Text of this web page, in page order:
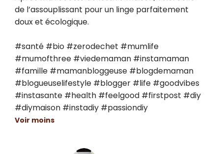
de l’assouplissant pour un linge parfaitement
doux et écologique.
#santé #bio #zerodechet #mumlife
#mumofthree #viedemaman #instamaman
#famille #mamanbloggeuse #blogdemaman
#blogueuselifestyle #blogger #life #goodvibes
#instasante #health #feelgood #firstpost #diy
#diymaison #instadiy #passiondiy
Voir moins